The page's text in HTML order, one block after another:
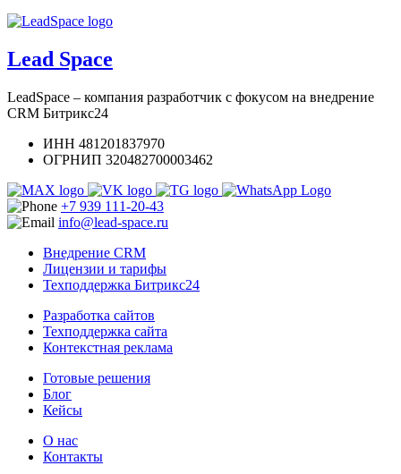
Lead Space
LeadSpace – компания разработчик с фокусом на внедрение
CRM Битрикс24
ИНН 481201837970
ОГРНИП 320482700003462
+7 939 111-20-43
info@lead-space.ru
Внедрение CRM
Лицензии и тарифы
Техподдержка Битрикс24
Разработка сайтов
Техподдержка сайта
Контекстная реклама
Готовые решения
Блог
Кейсы
О нас
Контакты